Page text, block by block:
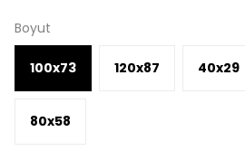
Boyut
100x73 120x87 40x29
80x58